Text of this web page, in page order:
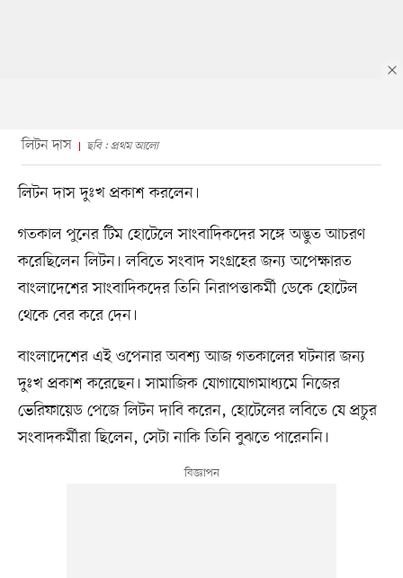
লিটন দাস ছবি : প্রথম আলো
লিটন দাস দুঃখ প্রকাশ করলেন।
গতকাল পুনের টিম হোটেলে সাংবাদিকদের সঙ্গে অদ্ভুত আচরণ
করেছিলেন লিটন। লবিতে সংবাদ সংগ্রহের জন্য অপেক্ষারত
বাংলাদেশের সাংবাদিকদের তিনি নিরাপত্তাকর্মী ডেকে হোটেল
থেকে বের করে দেন।
বাংলাদেশের এই ওপেনার অবশ্য আজ গতকালের ঘটনার জন্য
দুঃখ প্রকাশ করেছেন। সামাজিক যোগাযোগমাধ্যমে নিজের
ভেরিফায়েড পেজে লিটন দাবি করেন, হোটেলের লবিতে যে প্রচুর
সংবাদকর্মীরা ছিলেন, সেটা নাকি তিনি বুঝতে পারেননি।